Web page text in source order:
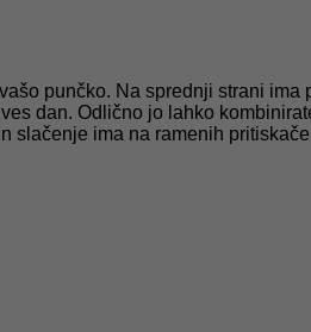
punčko. Na sprednji strani
dan. Odlično jo lahko
slačenje ima na ramenih